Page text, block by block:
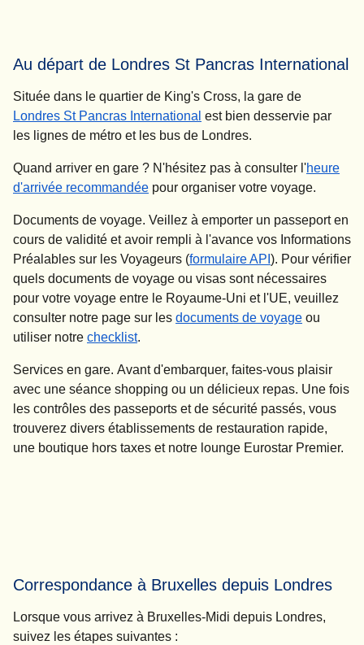
Au départ de Londres St Pancras International
Située dans le quartier de King's Cross, la gare de
Londres St Pancras International est bien desservie par
les lignes de métro et les bus de Londres.
Quand arriver en gare ? N'hésitez pas à consulter l'heure
d'arrivée recommandée pour organiser votre voyage.
Documents de voyage. Veillez à emporter un passeport en
cours de validité et avoir rempli à l'avance vos Informations
Préalables sur les Voyageurs (formulaire API ). Pour vérifier
quels documents de voyage ou visas sont nécessaires
pour votre voyage entre le Royaume-Uni et l'UE, veuillez
consulter notre page sur les documents de voyage ou
utiliser notre checklist.
Services en gare. Avant d'embarquer, faites-vous plaisir
avec une séance shopping ou un délicieux repas. Une fois
les contrôles des passeports et de sécurité passés, vous
trouverez divers établissements de restauration rapide,
une boutique hors taxes et notre lounge Eurostar Premier.
Correspondance à Bruxelles depuis Londres
Lorsque vous arrivez à Bruxelles-Midi depuis Londres,
suivez les étapes suivantes :